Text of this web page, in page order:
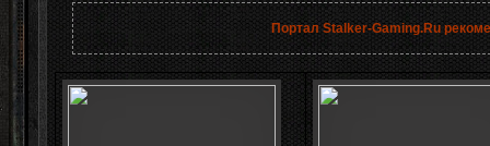
Портал Stalker-Gaming.Ru